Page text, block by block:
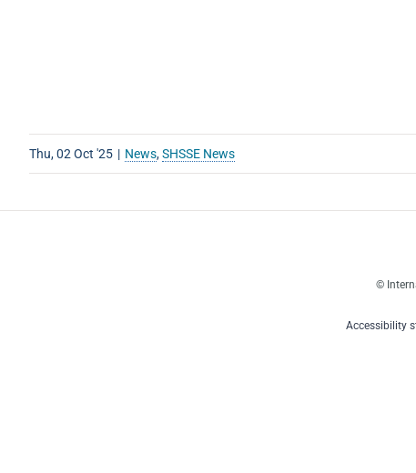
Thu, 02 Oct '25 | News,SHSSE News
©
Accessibility